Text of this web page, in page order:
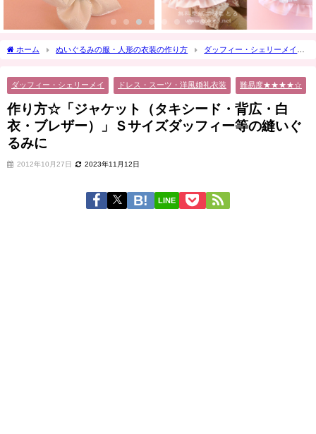
ホーム ぬいぐるみの服・人形の衣装の作り方
ダッフィー・シェリーメイ
ダッフィー・シェリーメイ
ドレス・スーツ・洋風婚礼衣装 難易度★★★★☆
作り方☆「ジャケット（タキシード・背広・白
衣・ブレザー）」Ｓサイズダッフィー等の縫いぐ
るみに
2012年10月27日 2023年11月12日
LINE